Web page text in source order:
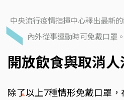
中央流行疫情指揮中心釋出最新
內外從事運動時可免戴口罩
開放飲食與取消人
除了以上7種情形免戴口罩